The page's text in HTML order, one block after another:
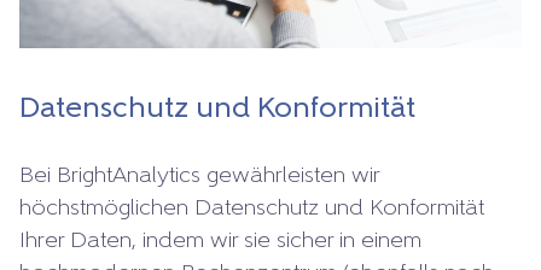
Daten­schutz und Konformität
Bei BrightAnalytics gewährleisten wir
höchstmöglichen Datenschutz und Konformität
Ihrer Daten, indem wir sie sicher in einem